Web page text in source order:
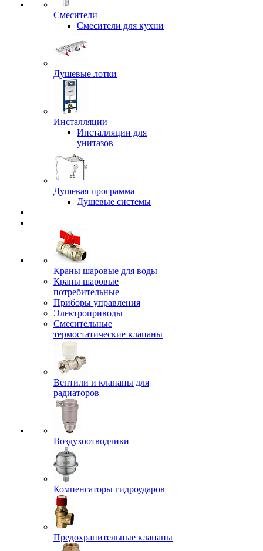
Смесители
Смесители для кухни
Душевые лотки
Инсталляции
Инсталляции для
унитазов
Душевая программа
Душевые системы
Краны шаровые для воды
Краны шаровые
потребительные
Приборы управления
Электроприводы
Смесительные
термостатические клапаны
Вентили и клапаны для
радиаторов
Воздухоотводчики
Компенсаторы гидроударов
Предохранительные клапаны